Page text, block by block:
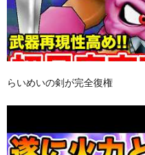
らいめいの剣が完全復権